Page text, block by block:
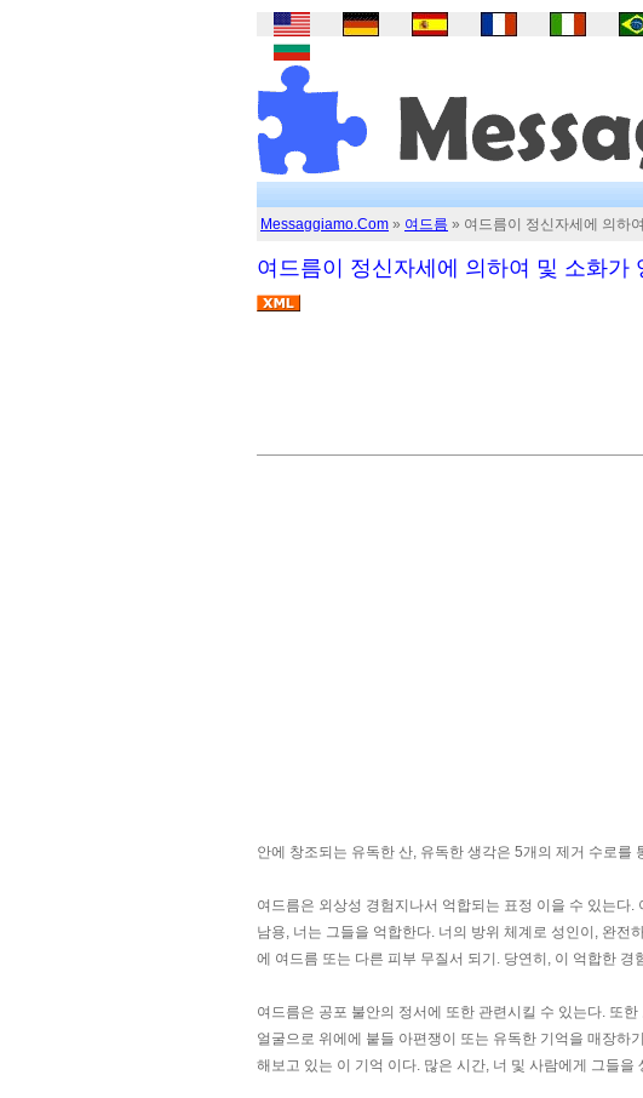
Messaggiamo.Com » 여드름 » 여드름이 정신자세에 의하
여드름이 정신자세에 의하여 및 소화가
안에 창조되는 유독한 산, 유독한 생각은 5개의 제거 수로를
여드름은 외상성 경험지나서 억합되는 표정 이을 수 있는다
남용, 너는 그들을 억합한다. 너의 방위 체계로 성인이, 완전
에 여드름 또는 다른 피부 무질서 되기. 당연히, 이 억합한
여드름은 공포 불안의 정서에 또한 관련시킬 수 있는다. 또
얼굴으로 위에에 붙들 아편쟁이 또는 유독한 기억을 매장하
해보고 있는 이 기억 이다. 많은 시간, 너 및 사람에게 그들